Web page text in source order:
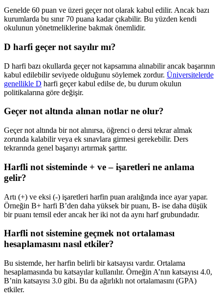
Genelde 60 puan ve üzeri geçer not olarak kabul edilir. Ancak bazı
kurumlarda bu sınır 70 puana kadar çıkabilir. Bu yüzden kendi
okulunun yönetmeliklerine bakmak önemlidir.
D harfi geçer not sayılır mı?
D harfi bazı okullarda geçer not kapsamına alınabilir ancak başarının
kabul edilebilir seviyede olduğunu söylemek zordur. Üniversitelerde
genellikle D harfi geçer kabul edilse de, bu durum okulun
politikalarına göre değişir.
Geçer not altında alınan notlar ne olur?
Geçer not altında bir not alınırsa, öğrenci o dersi tekrar almak
zorunda kalabilir veya ek sınavlara girmesi gerekebilir. Ders
tekrarında genel başarıyı artırmak şarttır.
Harfli not sisteminde + ve – işaretleri ne anlama
gelir?
Artı (+) ve eksi (-) işaretleri harfin puan aralığında ince ayar yapar.
Örneğin B+ harfi B’den daha yüksek bir puanı, B- ise daha düşük
bir puanı temsil eder ancak her iki not da aynı harf grubundadır.
Harfli not sistemine geçmek not ortalaması
hesaplamasını nasıl etkiler?
Bu sistemde, her harfin belirli bir katsayısı vardır. Ortalama
hesaplamasında bu katsayılar kullanılır. Örneğin A’nın katsayısı 4.0,
B’nin katsayısı 3.0 gibi. Bu da ağırlıklı not ortalamasını (GPA)
etkiler.